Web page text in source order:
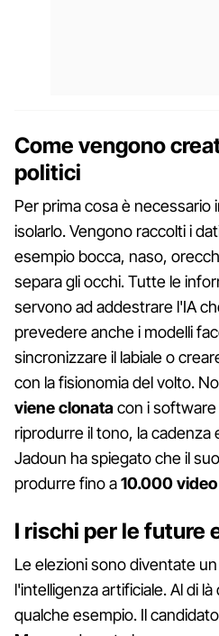
Come vengono
politici
Per prima cosa è necessario
isolarlo. Vengono raccolti i
esempio bocca, naso,
separa gli occhi. Tutte le
servono ad addestrare l'IA
prevedere anche i modelli
sincronizzare il labiale o
con la fisionomia del volto.
viene clonatacon i
riprodurre il tono, la cadenza
Jadoun ha spiegato che il
produrre fino a10.000
I rischi per le future
Le elezioni sono diventate
l'intelligenza artificiale. Al di
qualche esempio. Il